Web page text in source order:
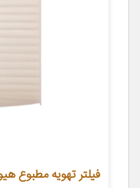
فیلتر تهویه مطبوع